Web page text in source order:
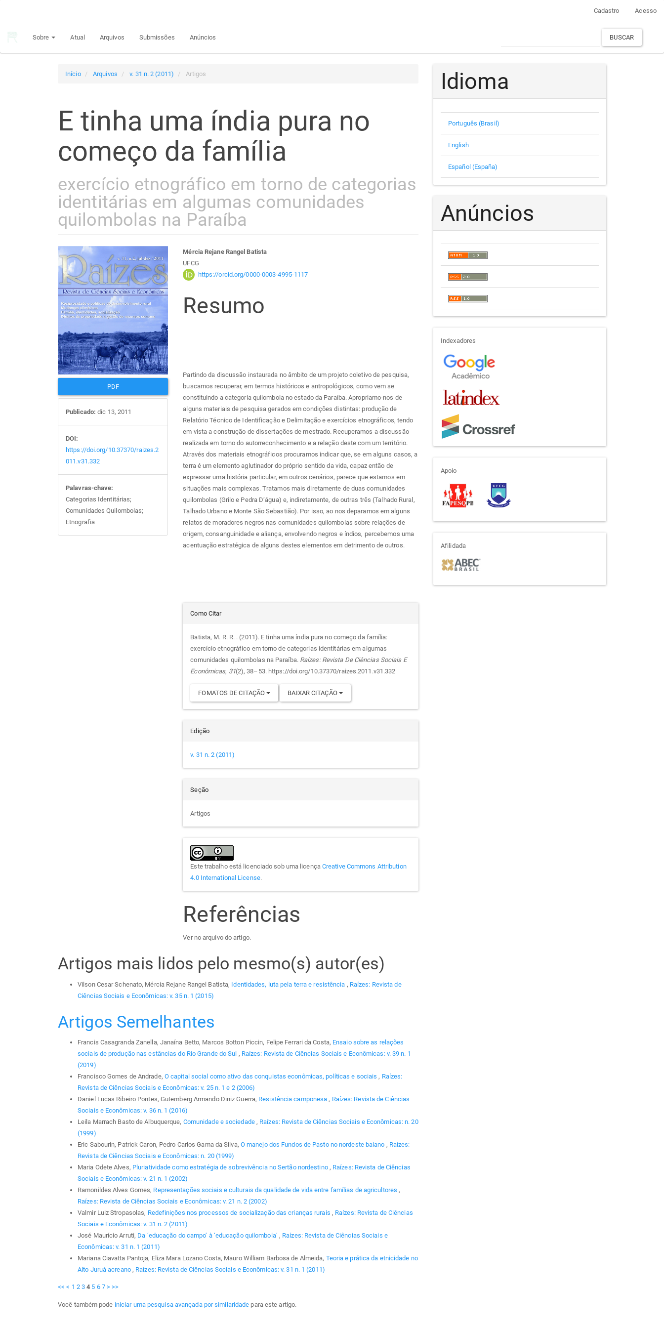
principal
Cadastro Acesso
Sobre Atual Arquivos Submissões Anúncios BUSCAR
Início Arquivos v. 31 n. 2 (2011) Artigos
E tinha uma índia pura no
começo da família
exercício etnográfico em torno de categorias
identitárias em algumas comunidades
quilombolas na Paraíba
Barra
lateral
de
artigos
PDF
Publicado: dic 13, 2011
DOI:
https://doi.org/10.37370/raizes.2
011.v31.332
Palavras-chave:
Categorias Identitárias;
Comunidades Quilombolas;
Etnografia
Conteúdo
do
artigo
Mércia Rejane Rangel Batista
UFCG
https://orcid.org/0000-0003-4995-1117
Resumo
Partindo da discussão instaurada no âmbito de um projeto coletivo de pesquisa,
buscamos recuperar, em termos históricos e antropológicos, como vem se
constituindo a categoria quilombola no estado da Paraíba. Apropriamo-nos de
alguns materiais de pesquisa gerados em condições distintas: produção de
Relatório Técnico de Identificação e Delimitação e exercícios etnográficos, tendo
em vista a construção de dissertações de mestrado. Recuperamos a discussão
realizada em torno do autorreconhecimento e a relação deste com um território.
Através dos materiais etnográficos procuramos indicar que, se em alguns casos, a
terra é um elemento aglutinador do próprio sentido da vida, capaz então de
expressar uma história particular, em outros cenários, parece que estamos em
situações mais complexas. Tratamos mais diretamente de duas comunidades
quilombolas (Grilo e Pedra D’água) e, indiretamente, de outras três (Talhado Rural,
Talhado Urbano e Monte São Sebastião). Por isso, ao nos deparamos em alguns
relatos de moradores negros nas comunidades quilombolas sobre relações de
origem, consanguinidade e aliança, envolvendo negros e índios, percebemos uma
acentuação estratégica de alguns destes elementos em detrimento de outros.
Detalhes
do
artigo
Como Citar
Batista, M. R. R. . (2011). E tinha uma índia pura no começo da família:
exercício etnográfico em torno de categorias identitárias em algumas
comunidades quilombolas na Paraíba. Raízes: Revista De Ciências Sociais E
Econômicas, 31(2), 38–53. https://doi.org/10.37370/raizes.2011.v31.332
FOMATOS DE CITAÇÃO BAIXAR CITAÇÃO
Edição
v. 31 n. 2 (2011)
Seção
Artigos
Este trabalho está licenciado sob uma licença Creative Commons Attribution
4.0 International License.
Referências
Ver no arquivo do artigo.
Artigos mais lidos pelo mesmo(s) autor(es)
Vilson Cesar Schenato, Mércia Rejane Rangel Batista, Identidades, luta pela terra e resistência , Raízes: Revista de
Ciências Sociais e Econômicas: v. 35 n. 1 (2015)
Artigos Semelhantes
Francis Casagranda Zanella, Janaína Betto, Marcos Botton Piccin, Felipe Ferrari da Costa, Ensaio sobre as relações
sociais de produção nas estâncias do Rio Grande do Sul , Raízes: Revista de Ciências Sociais e Econômicas: v. 39 n. 1
(2019)
Francisco Gomes de Andrade, O capital social como ativo das conquistas econômicas, políticas e sociais, Raízes:
Revista de Ciências Sociais e Econômicas: v. 25 n. 1 e 2 (2006)
Daniel Lucas Ribeiro Pontes, Gutemberg Armando Diniz Guerra, Resistência camponesa, Raízes: Revista de Ciências
Sociais e Econômicas: v. 36 n. 1 (2016)
Leila Marrach Basto de Albuquerque, Comunidade e sociedade , Raízes: Revista de Ciências Sociais e Econômicas: n. 20
(1999)
Eric Sabourin, Patrick Caron, Pedro Carlos Gama da Silva, O manejo dos Fundos de Pasto no nordeste baiano , Raízes:
Revista de Ciências Sociais e Econômicas: n. 20 (1999)
Maria Odete Alves, Pluriatividade como estratégia de sobrevivência no Sertão nordestino , Raízes: Revista de Ciências
Sociais e Econômicas: v. 21 n. 1 (2002)
Ramonildes Alves Gomes, Representações sociais e culturais da qualidade de vida entre famílias de agricultores,
Raízes: Revista de Ciências Sociais e Econômicas: v. 21 n. 2 (2002)
Valmir Luiz Stropasolas, Redefinições nos processos de socialização das crianças rurais , Raízes: Revista de Ciências
Sociais e Econômicas: v. 31 n. 2 (2011)
José Maurício Arruti, Da ‘educação do campo’ à ‘educação quilombola’ , Raízes: Revista de Ciências Sociais e
Econômicas: v. 31 n. 1 (2011)
Mariana Ciavatta Pantoja, Eliza Mara Lozano Costa, Mauro William Barbosa de Almeida, Teoria e prática da etnicidade no
Alto Juruá acreano , Raízes: Revista de Ciências Sociais e Econômicas: v. 31 n. 1 (2011)
<< < 1 2 3 4 5 6 7 > >>
Você também pode iniciar uma pesquisa avançada por similaridade para este artigo.
Idioma
Português (Brasil)
English
Español (España)
Anúncios
indexadores
Indexadores
apoio
Apoio
afiliada
Afilidada